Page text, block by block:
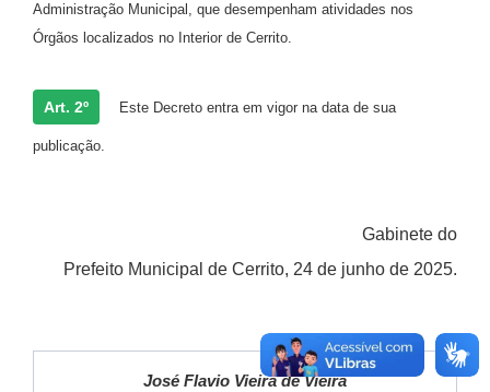
Administração Municipal, que desempenham atividades nos
Órgãos localizados no Interior de Cerrito.
Art. 2º Este Decreto entra em vigor na data de sua
publicação.
Gabinete do
Prefeito Municipal de Cerrito, 24 de junho de 2025.
José Flavio Vieira de Vieira